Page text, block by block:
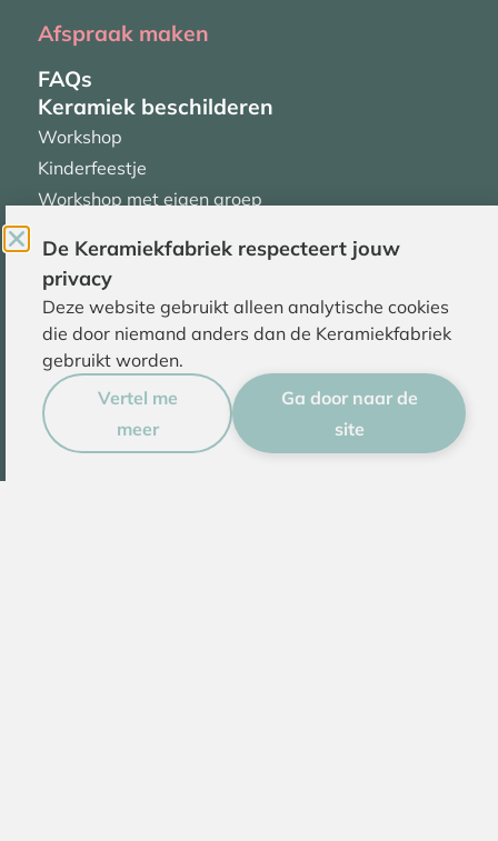
Keramiek beschilderen
Workshop
Kinderfeestje
Workshop met eigen groep
Producten
Keramiek
Op bestelling
In opdracht
Zakelijk
Met logo
Gepersonaliseerd
Afspraak maken
FAQs
De Keramiekfabriek respecteert jouw
privacy
Deze website gebruikt alleen analytische cookies
die door niemand anders dan de Keramiekfabriek
gebruikt worden.
Vertel me
meer
Ga door naar de
site